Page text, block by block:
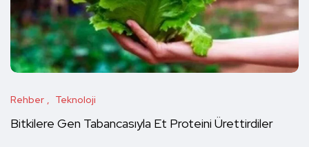
Rehber Teknoloji
Bitkilere Gen Tabancasıyla Et Proteini Ürettirdiler